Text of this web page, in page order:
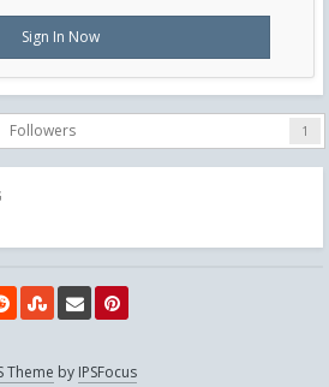
Sign In Now
Followers 1
Theme by IPSFocus